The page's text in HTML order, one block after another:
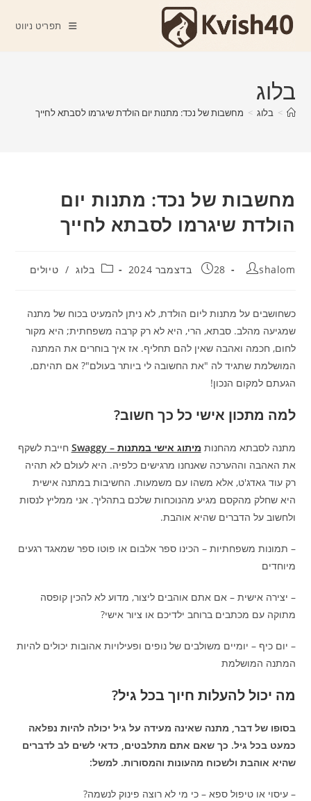
תפריט ניווט
בלוג
> בלוג > מחשבות של נכד: מתנות יום הולדת שיגרמו לסבתא לחייך
מחשבות של נכד: מתנות יום
הולדת שיגרמו לסבתא לחייך
מחבר:
shalom פורסם:
28 בדצמבר 2024 קטגוריה:
בלוג / טיולים
כשחושבים על מתנות ליום הולדת, לא ניתן להמעיט בכוח של מתנה
שמגיעה מהלב. סבתא, הרי, היא לא רק קרבה משפחתית; היא מקור
לחום, חכמה ואהבה שאין להם תחליף. אז איך בוחרים את המתנה
המושלמת שתגיד לה "את החשובה לי ביותר בעולם"? אם תהיתם,
הגעתם למקום הנכון!
למה מתכון אישי כל כך חשוב?
מתנה לסבתא מהחנות מיתוג אישי במתנות – Swaggy
חייבת לשקף
את האהבה וההערכה שאנחנו מרגישים כלפיה. היא לעולם לא תהיה
רק עוד גאדג'ט, אלא משהו עם משמעות. החשיבות במתנה אישית
היא שחלק מהקסם מגיע מהנוכחות שלכם בתהליך. אני ממליץ לנסות
ולחשוב על הדברים שהיא אוהבת.
– תמונות משפחתיות – הכינו ספר אלבום או פוטו ספר שמאגד רגעים
מיוחדים
– יצירה אישית – אם אתם אוהבים ליצור, מדוע לא להכין קופסה
מתוקה עם מכתבים ברוחב ילדיכם או ציור אישי?
– יום כיף – יומיים משולבים של נופים ופעילויות אהובות יכולים להיות
המתנה המושלמת
מה יכול להעלות חיוך בכל גיל?
בסופו של דבר, מתנה שאינה מעידה על גיל יכולה להיות נפלאה
כמעט בכל גיל. כך שאם אתם מתלבטים, כדאי לשים לב לדברים
שהיא אוהבת ולשכוח מהעונות והמסורות. למשל:
– עיסוי או טיפול ספא – כי מי לא רוצה פינוק לנשמה?